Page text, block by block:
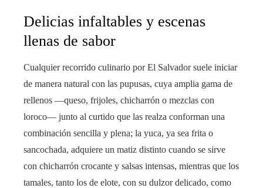
Delicias infaltables y escenas
llenas de sabor
Cualquier recorrido culinario por El Salvador suele iniciar
de manera natural con las pupusas, cuya amplia gama de
rellenos —queso, frijoles, chicharrón o mezclas con
loroco— junto al curtido que las realza conforman una
combinación sencilla y plena; la yuca, ya sea frita o
sancochada, adquiere un matiz distinto cuando se sirve
con chicharrón crocante y salsas intensas, mientras que los
tamales, tanto los de elote, con su dulzor delicado, como